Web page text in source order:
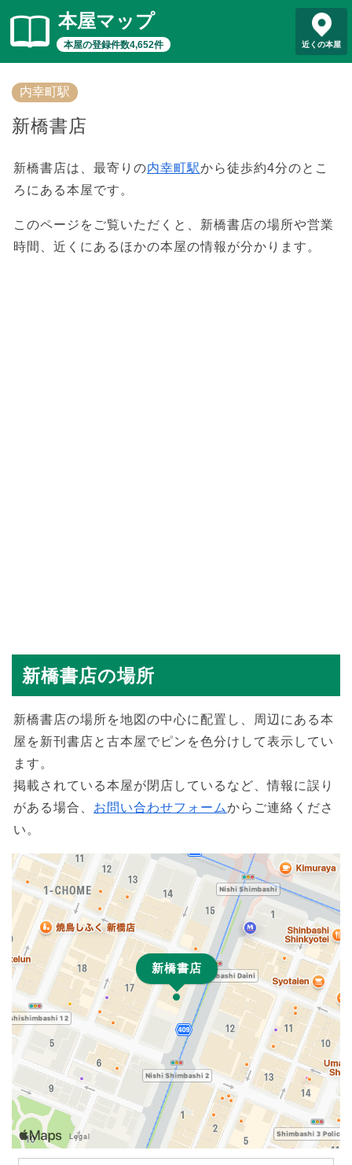
本屋マップ
本屋の登録件数4,652件 近くの本屋
内幸町駅
新橋書店
新橋書店は、最寄りの内幸町駅から徒歩約4分のとこ
ろにある本屋です。
このページをご覧いただくと、新橋書店の場所や営業
時間、近くにあるほかの本屋の情報が分かります。
新橋書店の場所
新橋書店の場所を地図の中心に配置し、周辺にある本
屋を新刊書店と古本屋でピンを色分けして表示してい
ます。
掲載されている本屋が閉店しているなど、情報に誤り
がある場合、 お問い合わせフォームからご連絡くださ
い。
新橋書店